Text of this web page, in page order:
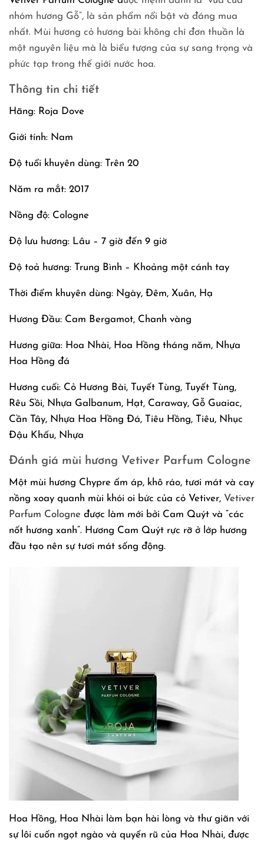
nhóm hương Gỗ”, là sản phẩm nổi bật và đáng mua
nhất. Mùi hương cỏ hương bài không chỉ đơn thuần là
một nguyên liệu mà là biểu tượng của sự sang trọng và
phức tạp trong thế giới nước hoa.
Thông tin chi tiết
Hãng: Roja Dove
Giới tính: Nam
Độ tuổi khuyên dùng: Trên 20
Năm ra mắt: 2017
Nồng độ: Cologne
Độ lưu hương: Lâu – 7 giờ đến 9 giờ
Độ toả hương: Trung Bình – Khoảng một cánh tay
Thời điểm khuyên dùng: Ngày, Đêm, Xuân, Hạ
Hương Đầu: Cam Bergamot, Chanh vàng
Hương giữa: Hoa Nhài, Hoa Hồng tháng năm, Nhựa
Hoa Hồng đá
Hương cuối: Cỏ Hương Bài, Tuyết Tùng, Tuyết Tùng,
Rêu Sồi, Nhựa Galbanum, Hạt, Caraway, Gỗ Guaiac,
Cần Tây, Nhựa Hoa Hồng Đá, Tiêu Hồng, Tiêu, Nhục
Đậu Khấu, Nhựa
Đánh giá mùi hương Vetiver Parfum Cologne
Một mùi hương Chypre ấm áp, khô ráo, tươi mát và cay
nồng xoay quanh mùi khói oi bức của cỏ Vetiver, Vetiver
Parfum Cologne được làm mới bởi Cam Quýt và “các
nốt hương xanh”. Hương Cam Quýt rực rỡ ở lớp hương
đầu tạo nên sự tươi mát sống động.
Hoa Hồng, Hoa Nhài làm bạn hài lòng và thư giãn với
sự lôi cuốn ngọt ngào và quyến rũ của Hoa Nhài, được